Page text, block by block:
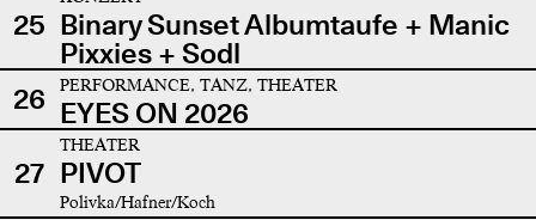
25 Binary Sunset Albumtaufe + Manic
Pixxies + Sodl
26
PERFORMANCE, TANZ, THEATER
EYES ON 2026
27
THEATER
PIVOT
Polivka/Hafner/Koch